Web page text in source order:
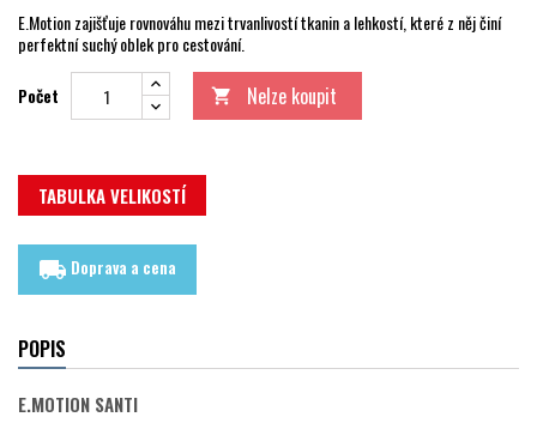
E.Motion zajišťuje rovnováhu mezi trvanlivostí tkanin a lehkostí, které z něj činí
perfektní suchý oblek pro cestování.
Počet  Nelze koupit
TABULKA VELIKOSTÍ
local_shipping Doprava a cena
POPIS
E.MOTION SANTI